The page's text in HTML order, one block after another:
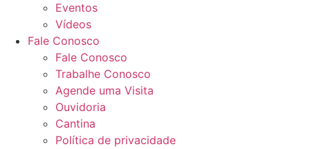
Eventos
Vídeos
Fale Conosco
Fale Conosco
Trabalhe Conosco
Agende uma Visita
Ouvidoria
Cantina
Política de privacidade